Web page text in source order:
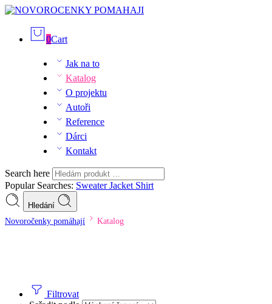
0Cart
Jak na to
Katalog
O projektu
Autoři
Reference
Dárci
Kontakt
Search here
Popular Searches: SweaterJacket Shirt
Hledání
Novoročenky pomáhají Katalog
Filtrovat